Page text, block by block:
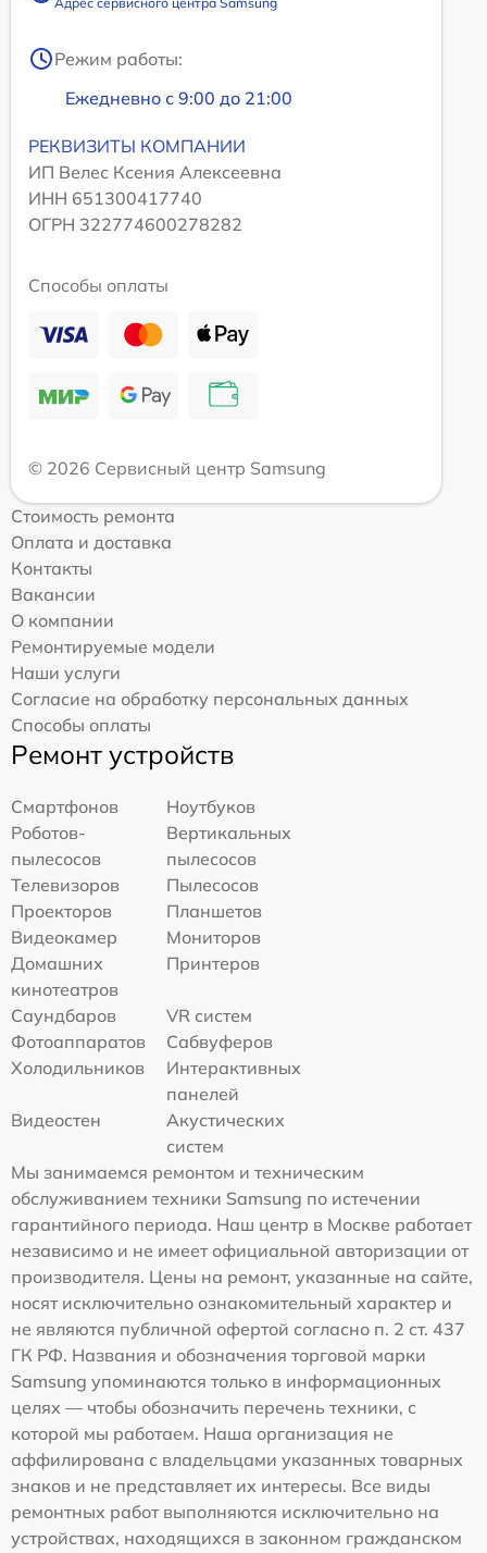
Режим работы:
Ежедневно с 9:00 до 21:00
РЕКВИЗИТЫ КОМПАНИИ
ИП Велес Ксения Алексеевна
ИНН 651300417740
ОГРН 322774600278282
Способы оплаты
© 2026 Сервисный центр Samsung
Стоимость ремонта
Оплата и доставка
Контакты
Вакансии
О компании
Ремонтируемые модели
Наши услуги
Согласие на обработку персональных данных
Способы оплаты
Ремонт устройств
Смартфонов
Ноутбуков
Роботов-
пылесосов
Вертикальных
пылесосов
Телевизоров
Пылесосов
Проекторов
Планшетов
Видеокамер
Мониторов
Домашних
кинотеатров
Принтеров
Саундбаров
VR систем
Фотоаппаратов
Сабвуферов
Холодильников
Интерактивных
панелей
Видеостен
Акустических
систем
Мы занимаемся ремонтом и техническим
обслуживанием техники Samsung по истечении
гарантийного периода. Наш центр в Москве работает
независимо и не имеет официальной авторизации от
производителя. Цены на ремонт, указанные на сайте,
носят исключительно ознакомительный характер и
не являются публичной офертой согласно п. 2 ст. 437
ГК РФ. Названия и обозначения торговой марки
Samsung упоминаются только в информационных
целях — чтобы обозначить перечень техники, с
которой мы работаем. Наша организация не
аффилирована с владельцами указанных товарных
знаков и не представляет их интересы. Все виды
ремонтных работ выполняются исключительно на
устройствах, находящихся в законном гражданском